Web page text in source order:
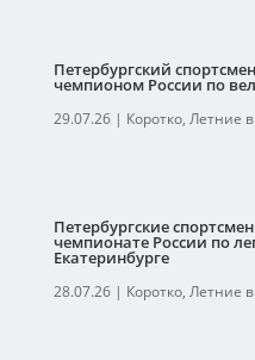
Петербургский
чемпионом России по
29.07.26| Коротко, Летние
Петербургские
чемпионате России по
Екатеринбурге
28.07.26| Коротко, Летние